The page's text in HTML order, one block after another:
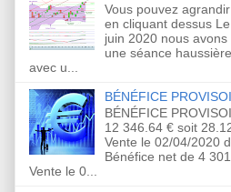
Vous pouvez
en cliquant dessus
juin 2020 nous avons
une séance
avec u...
BÉNÉFICE
BÉNÉFICE
12 346.64 € soit
Vente le 02/04/2020
Bénéfice net de 4
Vente le 0...